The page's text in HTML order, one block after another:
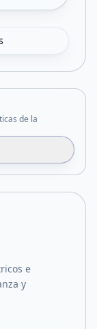
de la
e
y